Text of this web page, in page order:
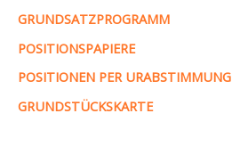
GRUNDSATZPROGRAMM
POSITIONSPAPIERE
POSITIONEN PER URABSTIMMUNG
GRUNDSTÜCKSKARTE